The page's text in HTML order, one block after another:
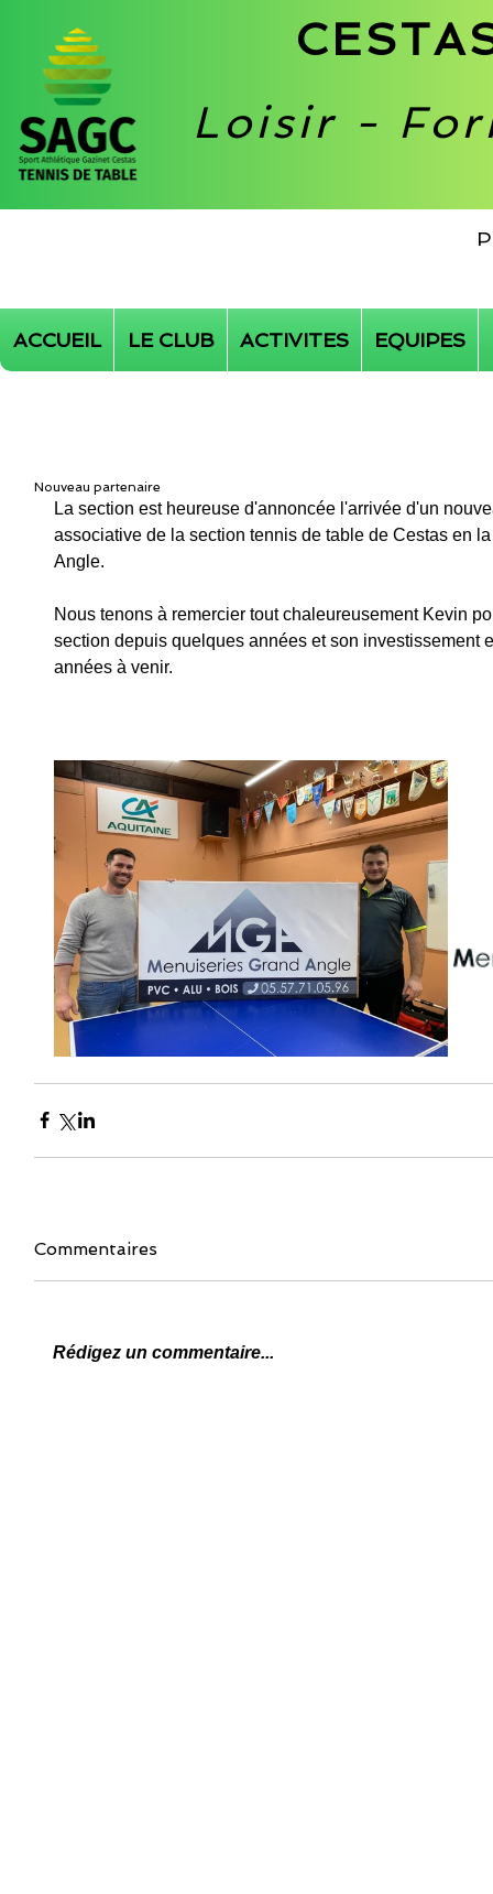
Loisir -
ACCUEIL LE CLUB ACTIVITES EQUIPES
Nouveau partenaire
La section est heureuse d'annoncée l'arrivée d'un
associative de la section tennis de table de Cestas en
Angle.
Nous tenons à remercier tout chaleureusement Kevin
section depuis quelques années et son investissement
années à venir.
Commentaires
Rédigez un commentaire...